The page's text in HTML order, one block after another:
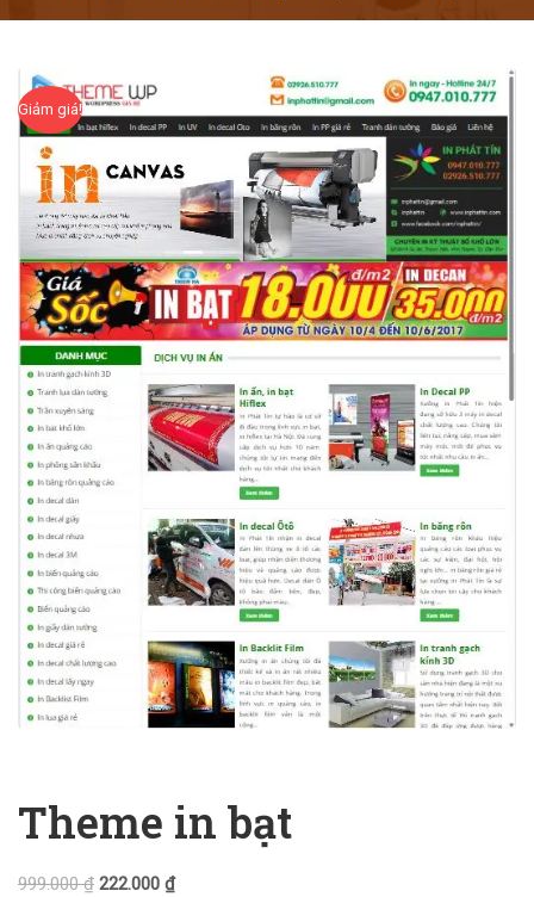
Giảm giá!
Theme in bạt
999.000₫ 222.000 ₫